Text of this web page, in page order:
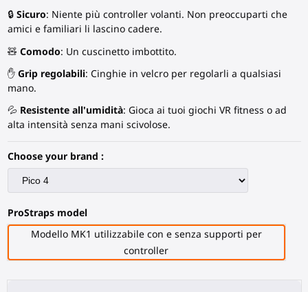
🔒 Sicuro: Niente più controller volanti. Non preoccuparti che
amici e familiari li lascino cadere.
🧸 Comodo: Un cuscinetto imbottito.
✋ Grip regolabili: Cinghie in velcro per regolarli a qualsiasi
mano.
💦 Resistente all'umidità: Gioca ai tuoi giochi VR fitness o ad
alta intensità senza mani scivolose.
Choose your brand :
ProStraps model
Modello MK1 utilizzabile con e senza supporti per
controller